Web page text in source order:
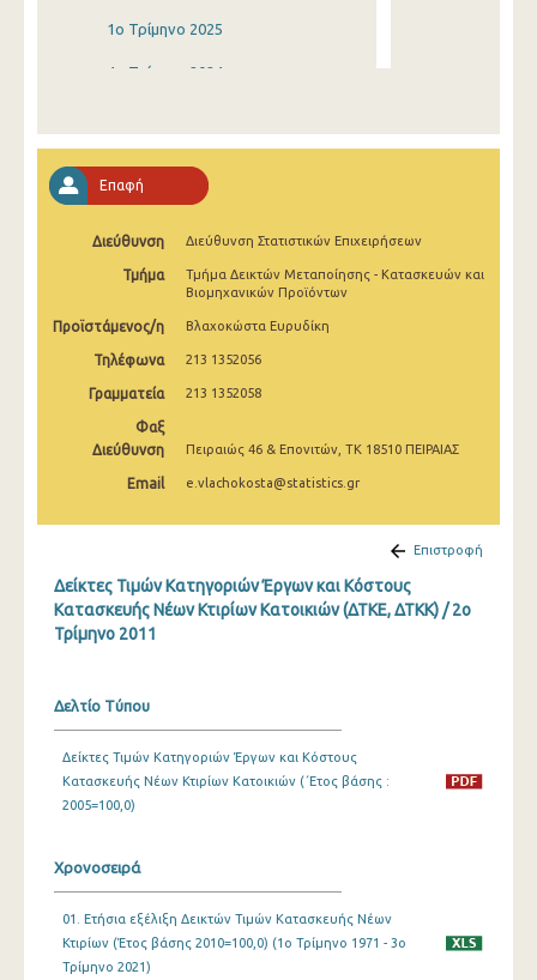
1o Τρίμηνο 2025
4o Τρίμηνο 2024
1o Τρίμηνο 2024
4o Τρίμηνο 2023
3o Τρίμηνο 2023
2o Τρίμηνο 2023
4o Τρίμηνο 2022
3o Τρίμηνο 2022
4o Τρίμηνο 2021
3o Τρίμηνο 2021
4o Τρίμηνο 2020
3o Τρίμηνο 2020
1o Τρίμηνο 2020
4o Τρίμηνο 2019
Επαφή
Διεύθυνση Διεύθυνση Στατιστικών Επιχειρήσεων
Τμήμα
Τμήμα Δεικτών Μεταποίησης - Κατασκευών και
Βιομηχανικών Προϊόντων
Προϊστάμενος/η Βλαχοκώστα Ευρυδίκη
Τηλέφωνα 213 1352056
Γραμματεία 213 1352058
Φαξ
Διεύθυνση
Πειραιώς 46 & Επονιτών, ΤΚ 18510 ΠΕΙΡΑΙΑΣ
Email e.vlachokosta@statistics.gr
Επιστροφή
Δείκτες Τιμών Κατηγοριών Έργων και Κόστους
Κατασκευής Νέων Κτιρίων Κατοικιών (ΔΤΚΕ, ΔΤΚΚ) / 2o
Τρίμηνο 2011
Δελτίο Τύπου
Δείκτες Τιμών Κατηγοριών Έργων και Κόστους
Κατασκευής Νέων Κτιρίων Κατοικιών (΄Ετος βάσης :
2005=100,0)
Χρονοσειρά
01. Ετήσια εξέλιξη Δεικτών Τιμών Κατασκευής Νέων
Κτιρίων (Έτος βάσης 2010=100,0) (1o Τρίμηνο 1971 - 3o
Τρίμηνο 2021)